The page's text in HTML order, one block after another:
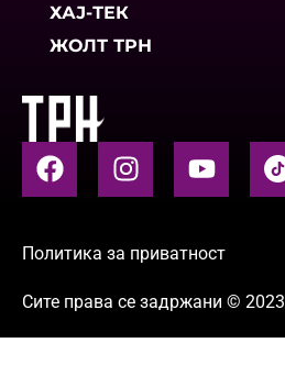
ХАЈ-ТЕК
ЖОЛТ ТРН
Политика за приватност
Сите права се задржани ©